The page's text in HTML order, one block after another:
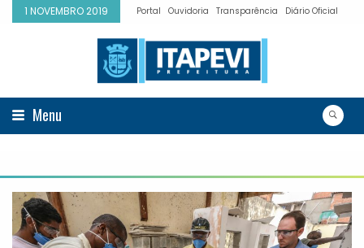
1 NOVEMBRO 2019 Portal Ouvidoria Transparência Diário Oficial
Menu